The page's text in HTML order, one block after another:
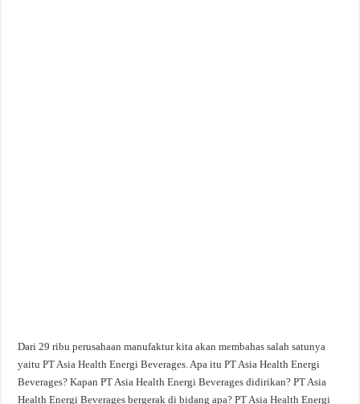
Dari 29 ribu perusahaan manufaktur kita akan membahas salah satunya
yaitu PT Asia Health Energi Beverages. Apa itu PT Asia Health Energi
Beverages? Kapan PT Asia Health Energi Beverages didirikan? PT Asia
Health Energi Beverages bergerak di bidang apa? PT Asia Health Energi